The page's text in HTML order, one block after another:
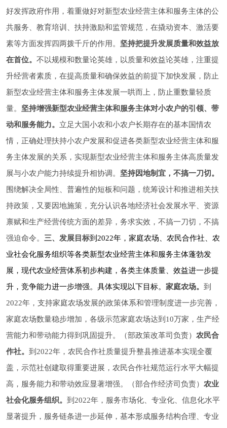
好发挥政府作用，着重做好对新型农业经营主体和服务主体的公
共服务、教育培训、扶持激励和监管规范，在撬动资本、激活要
素等方面发挥四两拨千斤的作用。 坚持把提升发展质量和效益放
在首位。 不以规模和数量论英雄，以质量和效益论英雄，注重提
升经营者素质，在提高质量和确保效益的前提下加快发展，防止
新型农业经营主体和服务主体发展一哄而上，防止重数量轻质
量。 坚持增强新型农业经营主体和服务主体对小农户的引领、带
动和服务能力。 立足大国小农和小农户长期存在的基本国情农
情，正确处理扶持小农户发展和促进各类新型农业经营主体和服
务主体发展的关系，实现新型农业经营主体和服务主体高质量发
展与小农户能力持续提升相协调。 坚持因地制宜，不搞一刀切。
围绕解决全局性、普遍性的短板和问题，统筹设计和推进相关扶
持政策，又要因地施策，充分认识各地经济社会发展水平、资源
禀赋和生产经营传统方面的差异，务求实效，不搞一刀切，不搞
强迫命令。 三、发展目标到2022年，家庭农场、农民合作社、农
业社会化服务组织等各类新型农业经营主体和服务主体蓬勃发
展，现代农业经营体系初步构建，各类主体质量、效益进一步提
升，竞争能力进一步增强。具体实现以下目标。 家庭农场。 到
2022年，支持家庭农场发展的政策体系和管理制度进一步完善，
家庭农场数量稳步增加，各级示范家庭农场达到10万家，生产经
营能力和带动能力得到巩固提升。（部政策改革司负责） 农民合
作社。 到2022年，农民合作社质量提升整县推进基本实现全覆
盖，示范社创建取得重要进展，农民合作社规范运行水平大幅提
高，服务能力和带动效应显著增强。（部合作经济司负责） 农业
社会化服务组织。 到2022年，服务市场化、专业化、信息化水平
显著提升，服务链条进一步延伸，基本形成服务结构合理、专业